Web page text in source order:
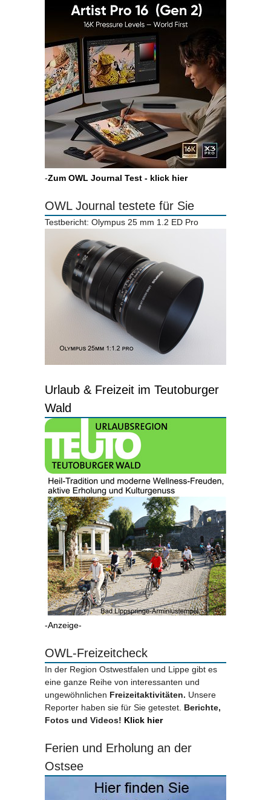
-Zum OWL Journal Test - klick hier
OWL Journal testete für Sie
Testbericht: Olympus 25 mm 1.2 ED Pro
Urlaub & Freizeit im Teutoburger
Wald
-Anzeige-
OWL-Freizeitcheck
In der Region Ostwestfalen und Lippe gibt es
eine ganze Reihe von interessanten und
ungewöhnlichen Freizeitaktivitäten. Unsere
Reporter haben sie für Sie getestet. Berichte,
Fotos und Videos! Klick hier
Ferien und Erholung an der
Ostsee